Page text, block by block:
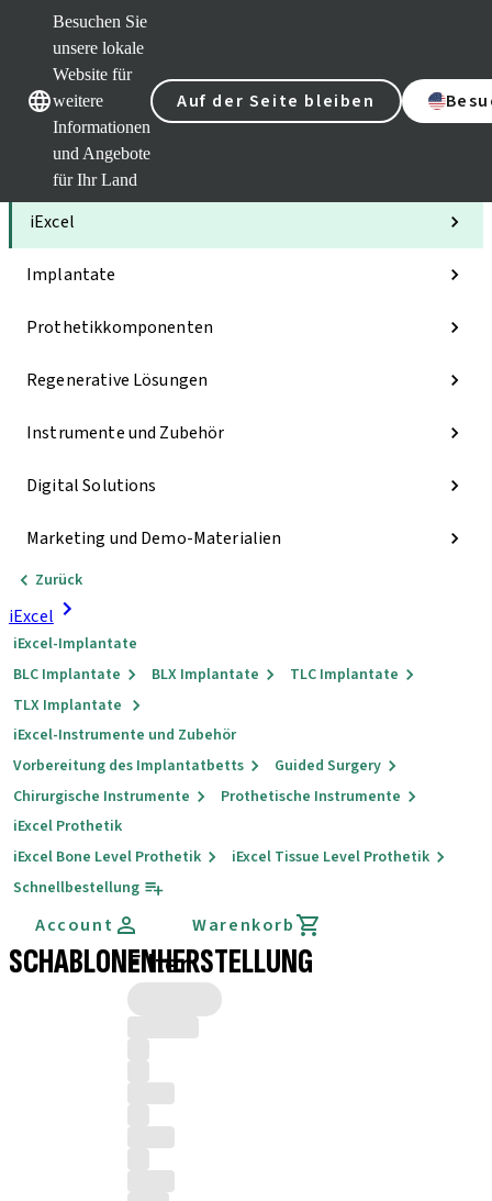
Besuchen Sie
unsere lokale
Website für
weitere
Informationen
und Angebote
für Ihr Land
Auf der Seite bleiben
Unsere MarkenUnsere Marken
Kategorien
iExcel
Implantate
Prothetikkomponenten
Regenerative Lösungen
Instrumente und Zubehör
Digital Solutions
Marketing und Demo-Materialien
Zurück
iExcel
iExcel-Implantate
BLC Implantate
BLX Implantate
TLC Implantate
TLX Implantate
iExcel-Instrumente und Zubehör
Vorbereitung des Implantatbetts
Guided Surgery
Chirurgische Instrumente
Prothetische Instrumente
iExcel Prothetik
iExcel Bone Level Prothetik
iExcel Tissue Level Prothetik
Schnellbestellung
Account Warenkorb
SCHABLONENHERSTELLUNG
Filter